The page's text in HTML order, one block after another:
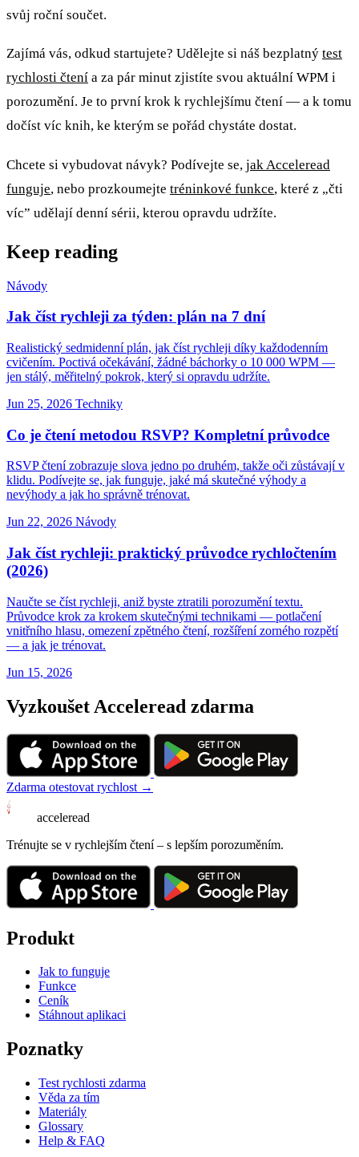
svůj roční součet.
Zajímá vás, odkud startujete? Udělejte si náš bezplatný test
rychlosti čtení a za pár minut zjistíte svou aktuální WPM i
porozumění. Je to první krok k rychlejšímu čtení — a k tomu
dočíst víc knih, ke kterým se pořád chystáte dostat.
Chcete si vybudovat návyk? Podívejte se, jak Acceleread
funguje, nebo prozkoumejte tréninkové funkce, které z „čti
víc” udělají denní sérii, kterou opravdu udržíte.
Keep reading
Návody
Jak číst rychleji za týden: plán na 7 dní
Realistický sedmidenní plán, jak číst rychleji díky každodenním
cvičením. Poctivá očekávání, žádné báchorky o 10 000 WPM —
jen stálý, měřitelný pokrok, který si opravdu udržíte.
Jun 25, 2026 Techniky
Co je čtení metodou RSVP? Kompletní průvodce
RSVP čtení zobrazuje slova jedno po druhém, takže oči zůstávají v
klidu. Podívejte se, jak funguje, jaké má skutečné výhody a
nevýhody a jak ho správně trénovat.
Jun 22, 2026 Návody
Jak číst rychleji: praktický průvodce rychločtením
(2026)
Naučte se číst rychleji, aniž byste ztratili porozumění textu.
Průvodce krok za krokem skutečnými technikami — potlačení
vnitřního hlasu, omezení zpětného čtení, rozšíření zorného rozpětí
— a jak je trénovat.
Jun 15, 2026
Vyzkoušet Acceleread zdarma
Zdarma otestovat rychlost →
acceleread
Trénujte se v rychlejším čtení – s lepším porozuměním.
Produkt
Jak to funguje
Funkce
Ceník
Stáhnout aplikaci
Poznatky
Test rychlosti zdarma
Věda za tím
Materiály
Glossary
Help & FAQ